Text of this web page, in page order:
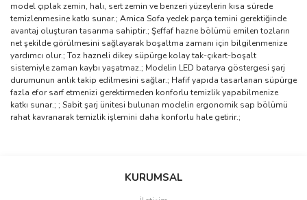
model çıplak zemin, halı, sert zemin ve benzeri yüzeylerin kısa sürede
temizlenmesine katkı sunar.; Arnica Sofa yedek parça temini gerektiğinde
avantaj oluşturan tasarıma sahiptir.; Şeffaf hazne bölümü emilen tozların
net şekilde görülmesini sağlayarak boşaltma zamanı için bilgilenmenize
yardımcı olur.; Toz hazneli dikey süpürge kolay tak-çıkart-boşalt
sistemiyle zaman kaybı yaşatmaz.; Modelin LED batarya göstergesi şarj
durumunun anlık takip edilmesini sağlar.; Hafif yapıda tasarlanan süpürge
fazla efor sarf etmenizi gerektirmeden konforlu temizlik yapabilmenize
katkı sunar.; ; Sabit şarj ünitesi bulunan modelin ergonomik sap bölümü
rahat kavranarak temizlik işlemini daha konforlu hale getirir.;
Bu ürüne ilk yorumu siz yapın!
KURUMSAL